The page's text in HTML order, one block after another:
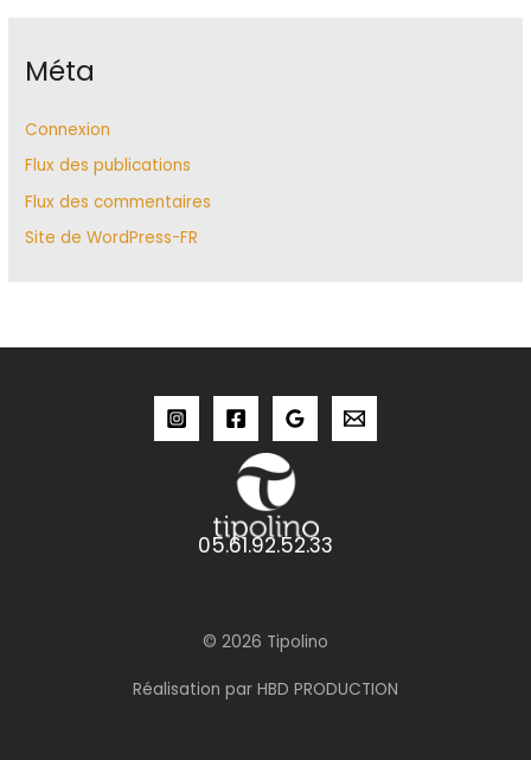
Méta
Connexion
Flux des publications
Flux des commentaires
Site de WordPress-FR
05.61.92.52.33
© 2026 Tipolino
Réalisation par HBD PRODUCTION